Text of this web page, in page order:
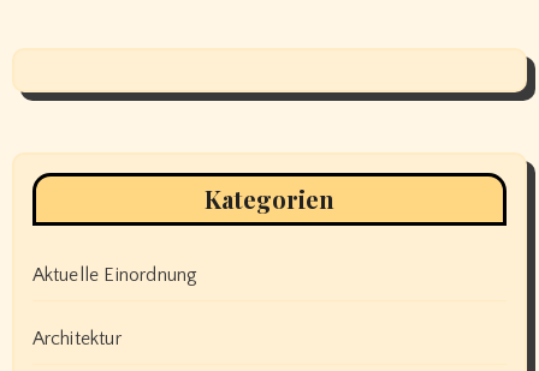
Kategorien
Aktuelle Einordnung
Architektur